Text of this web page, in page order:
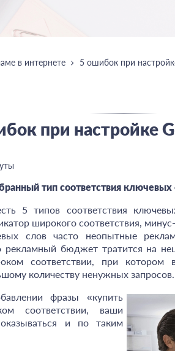
в интернете 5 ошибок при
при настройке
тип соответствия ключевых
5 типов соответствия
широкого соответствия,
слов часто неопытные
рекламный бюджет тратится на
соответствии, при котором
количеству ненужных запросов.
фразы «купить
соответствии, ваши
и по таким